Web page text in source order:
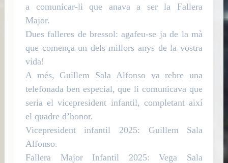
a comunicar-li que anava a ser la Fallera
Major.
Dues falleres de bressol: agafeu-se ja de la mà
que comença un dels millors anys de la vostra
vida!
A més, Guillem Sala Alfonso va rebre una
telefonada ben especial, que li comunicava que
seria el vicepresident infantil, completant així
el quadre d’honor.
Vicepresident infantil 2025: Guillem Sala
Alfonso.
Fallera Major Infantil 2025: Vega Sala